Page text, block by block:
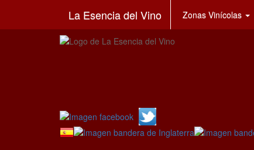
La Esencia del Vino Zonas Vinícolas